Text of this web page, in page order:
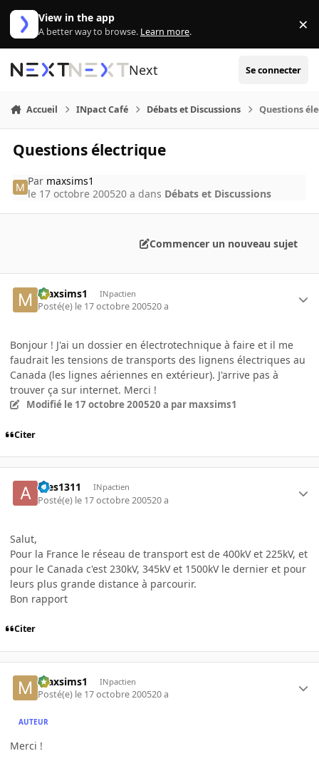
Aller au contenu
View in the app
A better way to browse. Learn more. ×
Next Se connecter
Accueil INpact Café Débats et Discussions Questions
Questions électrique
Par maxsims1
le 17 octobre 200520 a dans Débats et Discussions
Commencer un nouveau sujet
maxsims1 INpactien
Posté(e) le 17 octobre 200520 a
Bonjour ! J'ai un dossier en électrotechnique à faire et il me
faudrait les tensions de transports des lignens électriques au
Canada (les lignes aériennes en extérieur). J'arrive pas à
trouver ça sur internet. Merci !
Modifié le 17 octobre 200520 a par maxsims1
Citer
ares1311 INpactien
Posté(e) le 17 octobre 200520 a
Salut,
Pour la France le réseau de transport est de 400kV et 225kV, et
pour le Canada c'est 230kV, 345kV et 1500kV le dernier et pour
leurs plus grande distance à parcourir.
Bon rapport
Citer
maxsims1 INpactien
Posté(e) le 17 octobre 200520 a
AUTEUR
Merci !